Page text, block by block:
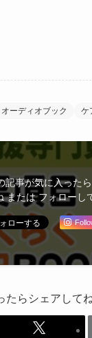
オーディオブック ケ
記事が気に入ったら
または フォローし
たらシェアしてね